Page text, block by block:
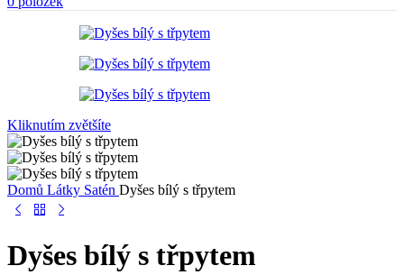
Kliknutím zvětšíte
Domů Látky Satén Dyšes bílý s třpytem
Dyšes bílý s třpytem